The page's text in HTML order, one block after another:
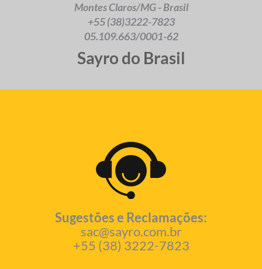
Montes Claros/MG - Brasil
+55 (38)3222-7823
05.109.663/0001-62
Sayro do Brasil
Sugestões e Reclamações:
sac@sayro.com.br
+55 (38) 3222-7823